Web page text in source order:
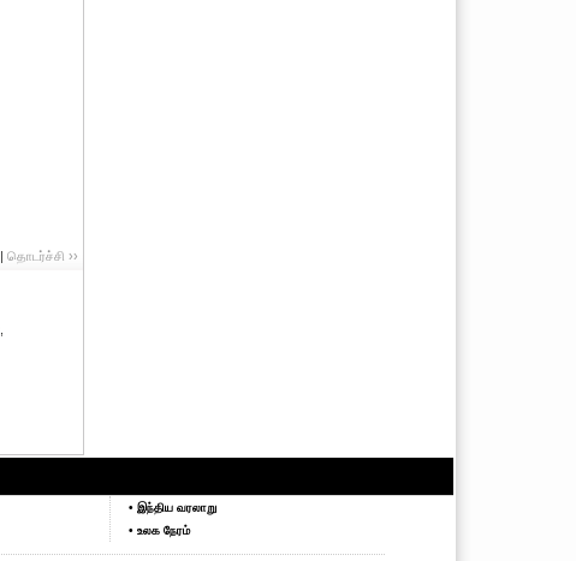
| தொடர்ச்சி ››
• இந்திய வரலாறு
• உலக நேரம்